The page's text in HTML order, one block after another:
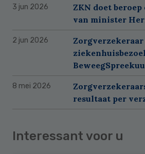
3 jun 2026
ZKN doet
van minister
2 jun 2026
8 mei 2026
resultaat per
Interessant voor u